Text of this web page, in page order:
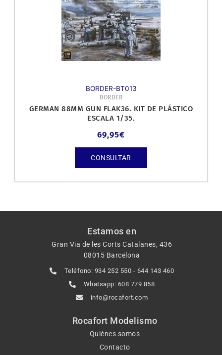
BORDER-BT013
BORDER
GERMAN 88MM GUN FLAK36. KIT DE PLÁSTICO
ESCALA 1/35.
69,95€
CONSULTAR
Estamos en
Gran Via de les Corts Catalanes, 436
08015 Barcelona
Teléfono: 934 252 550 - 644 143 460
Whatsapp: 608 779 858
info@rocafort.com
Rocafort Modelismo
Quiénes somos
Contacto